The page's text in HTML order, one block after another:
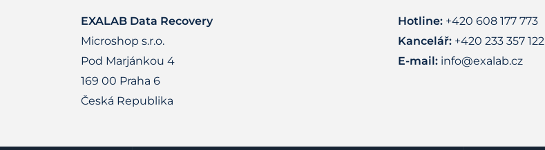
EXALAB Data Recovery
Microshop s.r.o.
Pod Marjánkou 4
169 00 Praha 6
Česká Republika
Hotline: +420 608 177 773
Kancelář: +420 233 357 122
E-mail: info@exalab.cz